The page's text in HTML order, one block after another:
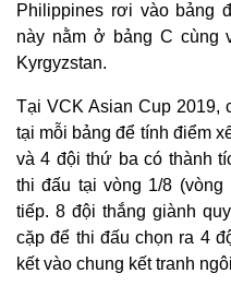
Thế giới
Quan sát
Cuộc sống đó đây
Philippines rơi vào bảng
này nằm ở bảng C cùng
Kyrgyzstan.
Tại VCK Asian Cup 2019,
tại mỗi bảng để tính điểm
và 4 đội thứ ba có thành
thi đấu tại vòng 1/8
tiếp. 8 đội thắng giành
cặp để thi đấu chọn ra 4
kết vào chung kết tranh